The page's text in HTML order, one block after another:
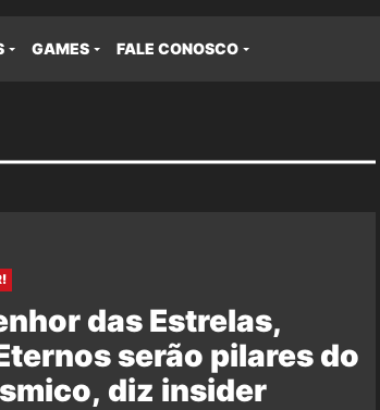
GAMES FALE CONOSCO
das Estrelas,
serão pilares do
diz insider